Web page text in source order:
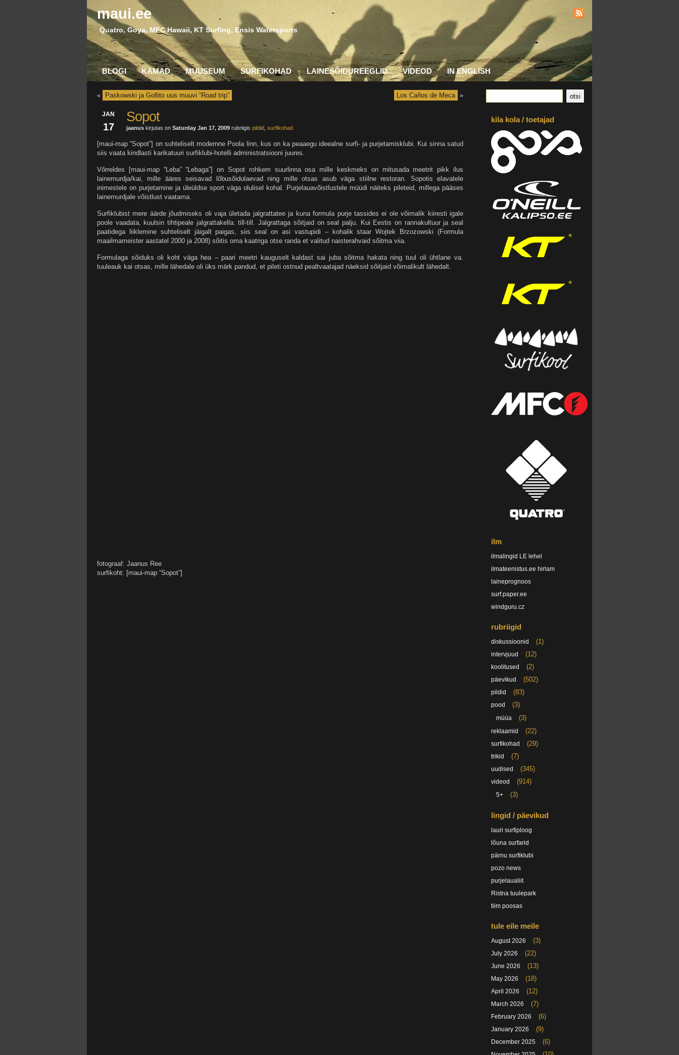
maui.ee
Quatro, Goya, MFC Hawaii, KT Surfing, Ensis Watersports
BLOGI KAMAD MUUSEUM SURFIKOHAD LAINESÕIDUREEGLID VIDEOD IN ENGLISH
Los Caños de Meca »
« Paskowski ja Gollito uus muuvi “Road trip”
JAN
17
Sopot
jaanus kirjutas on Saturday Jan 17, 2009 rubriigis pildid surfikohad
[maui-map “Sopot”] on suhteliselt modernne Poola linn, kus on ka peaaegu ideealne surfi- ja purjetamisklubi. Kui sinna satud
siis vaata kindlasti karikatuuri surfiklubi-hotelli administratsiooni juures.
Võrreldes [maui-map “Leba” “Lebaga”] on Sopot rohkem suurlinna osa mille keskmeks on mitusada meetrit pikk ilus
lainemurdja/kai, mille ääres seisavad lõbusõidulaevad ning mille otsas asub väga stiilne restoran. Sopotis elavatele
inimestele on purjetamine ja üleüldse sport väga olulisel kohal. Purjelauavõistlustele müüdi näiteks pileteid, millega pääses
lainemurdjale võistlust vaatama.
Surfiklubist mere äärde jõudmiseks oli vaja ületada jalgrattatee ja kuna formula purje tassides ei ole võimalik kiiresti igale
poole vaadata, kuulsin tihtipeale jalgrattakella: till-till. Jalgrattaga sõitjaid on seal palju. Kui Eestis on rannakultuur ja seal
paatidega liiklemine suhteliselt jäigalt paigas, siis seal on asi vastupidi – kohalik staar Wojtek Brzozowski (Formula
maailmameister aastatel 2000 ja 2008) sõitis oma kaatriga otse randa et valitud naisterahvaid sõitma viia.
Formulaga sõiduks oli koht väga hea – paari meetri kauguselt kaldast sai juba sõitma hakata ning tuul oli ühtlane va.
tuuleauk kai otsas, mille lähedale oli üks märk pandud, et pileti ostnud pealtvaatajad näeksid sõitjaid võimalikult lähedalt.
fotograaf: Jaanus Ree
surfikoht: [maui-map “Sopot”]
kila kola / toetajad
ilm
ilmalingid LE lehel
ilmateenistus.ee hirlam
laineprognoos
surf.paper.ee
windguru.cz
rubriigid
diskussioonid (1)
intervjuud (12)
koolitused (2)
päevikud (502)
pildid (83)
pood (3)
müüa (3)
reklaamid (22)
surfikohad (29)
trikid (7)
uudised (345)
videod (914)
5+ (3)
lingid / päevikud
lauri surfiploog
lõuna surfarid
pärnu surfiklubi
pozo news
purjelaualiit
Ristna tuulepark
tiim poosas
tule eile meile
August 2026 (3)
July 2026 (22)
June 2026 (13)
May 2026 (18)
April 2026 (12)
March 2026 (7)
February 2026 (6)
January 2026 (9)
December 2025 (6)